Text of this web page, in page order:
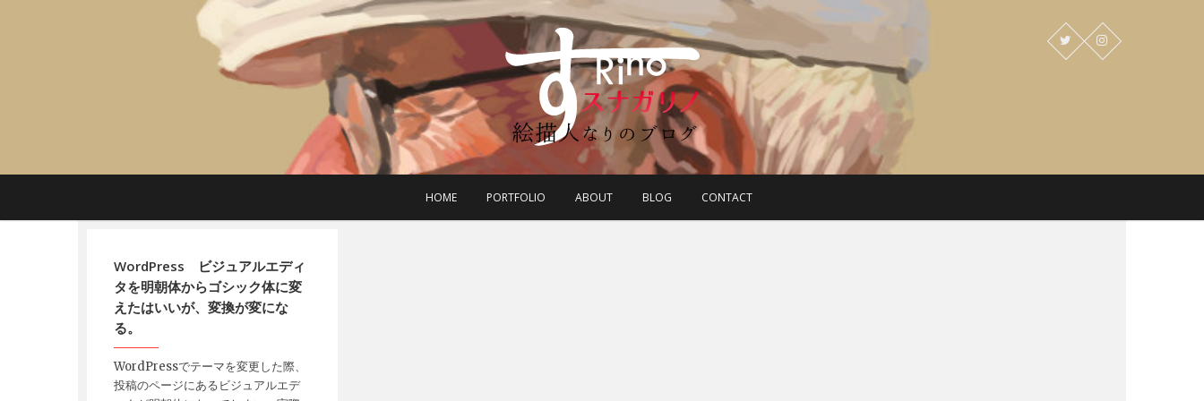
HOME PORTFOLIO ABOUT BLOG CONTACT
WordPress ビジュアルエディ
タを明朝体からゴシック体に変
えたはいいが、変換が変にな
る。
WordPressでテーマを変更した際、
投稿のページにあるビジュアルエデ